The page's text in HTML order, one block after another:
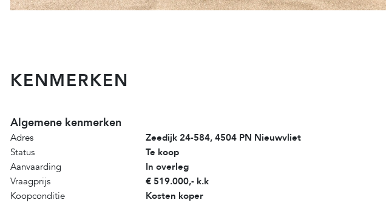
KENMERKEN
Algemene kenmerken
Adres
Zeedijk 24-584, 4504 PN Nieuwvliet
Status
Te koop
Aanvaarding
In overleg
Vraagprijs
€ 519.000,- k.k
Koopconditie
Kosten koper